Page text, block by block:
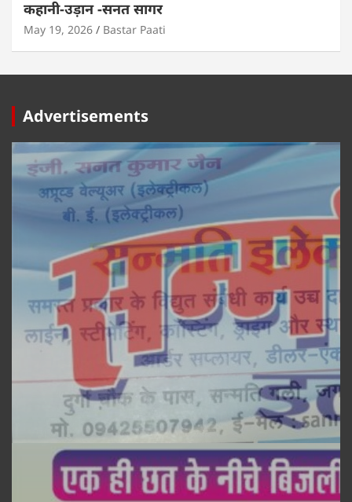
कहानी-उड़ान -सनत सागर
May 19, 2026 Bastar Paati
Advertisements